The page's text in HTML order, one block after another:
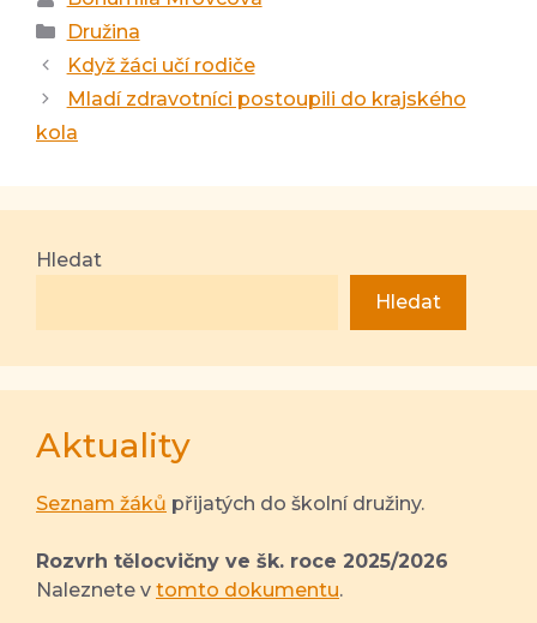
Rubriky
Družina
Když žáci učí rodiče
Mladí zdravotníci postoupili do krajského
kola
Hledat
Hledat
Aktuality
Seznam žáků přijatých do školní družiny.
Rozvrh tělocvičny ve šk. roce 2025/2026
Naleznete v tomto dokumentu.